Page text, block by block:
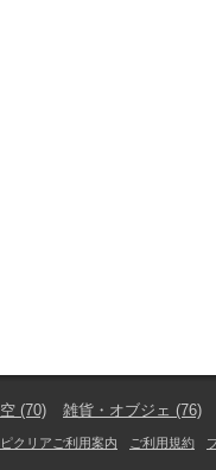
空 (70) 雑貨・オブジェ (76)
ピクリアご利用案内 ご利用規約